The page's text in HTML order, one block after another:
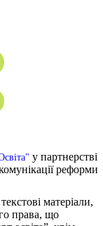
у партнерстві
реформи
матеріали,
права, що